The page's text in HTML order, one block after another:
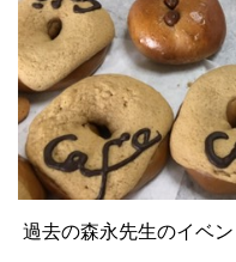
過去の森永先生のイベ